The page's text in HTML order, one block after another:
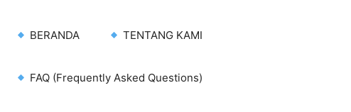
BERANDA TENTANG KAMI
FAQ (Frequently Asked Questions)